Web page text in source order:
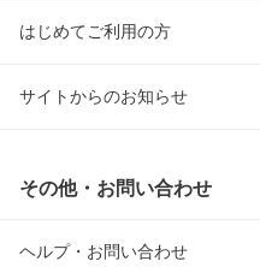
はじめてご利用の方
サイトからのお知らせ
その他・お問い合わせ
ヘルプ・お問い合わせ